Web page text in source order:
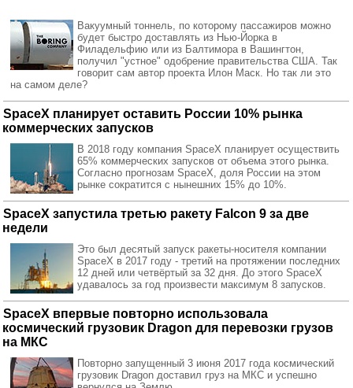
Вакуумный тоннель, по которому пассажиров можно
будет быстро доставлять из Нью-Йорка в
Филадельфию или из Балтимора в Вашингтон,
получил "устное" одобрение правительства США. Так
говорит сам автор проекта Илон Маск. Но так ли это
на самом деле?
SpaceX планирует оставить России 10% рынка
коммерческих запусков
В 2018 году компания SpaceX планирует осуществить
65% коммерческих запусков от объема этого рынка.
Согласно прогнозам SpaceX, доля России на этом
рынке сократится с нынешних 15% до 10%.
SpaceX запустила третью ракету Falcon 9 за две
недели
Это был десятый запуск ракеты-носителя компании
SpaceX в 2017 году - третий на протяжении последних
12 дней или четвёртый за 32 дня. До этого SpaceX
удавалось за год произвести максимум 8 запусков.
SpaceX впервые повторно использовала
космический грузовик Dragon для перевозки грузов
на МКС
Повторно запущенный 3 июня 2017 года космический
грузовик Dragon доставил груз на МКС и успешно